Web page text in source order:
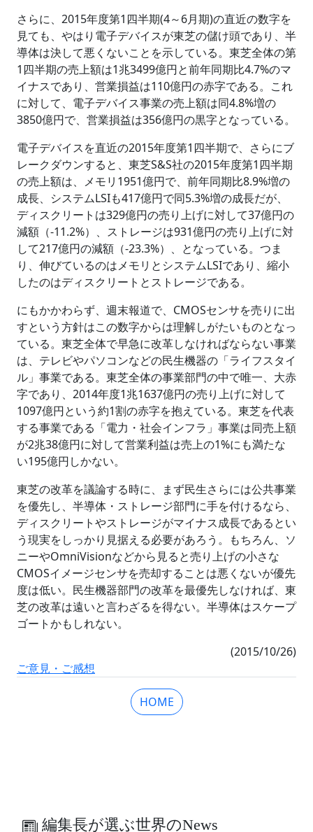
さらに、2015年度第1四半期(4～6月期)の直近の数字を
見ても、やはり電子デバイスが東芝の儲け頭であり、半
導体は決して悪くないことを示している。東芝全体の第
1四半期の売上額は1兆3499億円と前年同期比4.7%のマ
イナスであり、営業損益は110億円の赤字である。これ
に対して、電子デバイス事業の売上額は同4.8%増の
3850億円で、営業損益は356億円の黒字となっている。
電子デバイスを直近の2015年度第1四半期で、さらにブ
レークダウンすると、東芝S&S社の2015年度第1四半期
の売上額は、メモリ1951億円で、前年同期比8.9%増の
成長、システムLSIも417億円で同5.3%増の成長だが、
ディスクリートは329億円の売り上げに対して37億円の
減額（-11.2%）、ストレージは931億円の売り上げに対
して217億円の減額（-23.3%）、となっている。つま
り、伸びているのはメモリとシステムLSIであり、縮小
したのはディスクリートとストレージである。
にもかかわらず、週末報道で、CMOSセンサを売りに出
すという方針はこの数字からは理解しがたいものとなっ
ている。東芝全体で早急に改革しなければならない事業
は、テレビやパソコンなどの民生機器の「ライフスタイ
ル」事業である。東芝全体の事業部門の中で唯一、大赤
字であり、2014年度1兆1637億円の売り上げに対して
1097億円という約1割の赤字を抱えている。東芝を代表
する事業である「電力・社会インフラ」事業は同売上額
が2兆38億円に対して営業利益は売上の1%にも満たな
い195億円しかない。
東芝の改革を議論する時に、まず民生さらには公共事業
を優先し、半導体・ストレージ部門に手を付けるなら、
ディスクリートやストレージがマイナス成長であるとい
う現実をしっかり見据える必要があろう。もちろん、ソ
ニーやOmniVisionなどから見ると売り上げの小さな
CMOSイメージセンサを売却することは悪くないが優先
度は低い。民生機器部門の改革を最優先しなければ、東
芝の改革は遠いと言わざるを得ない。半導体はスケープ
ゴートかもしれない。
(2015/10/26)
ご意見・ご感想
HOME
編集長が選ぶ世界のNews